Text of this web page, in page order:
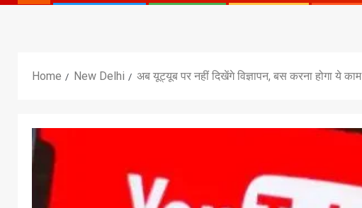
Home New Delhi अब यूट्यूब पर नहीं दिखेंगे विज्ञापन, बस करना होगा ये काम